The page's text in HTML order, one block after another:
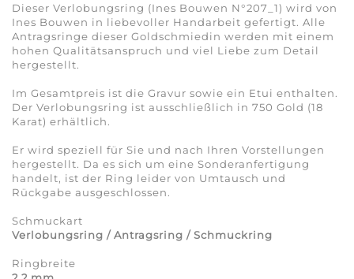
Dieser Verlobungsring (Ines Bouwen N°207_1) wird von
Ines Bouwen in liebevoller Handarbeit gefertigt. Alle
Antragsringe dieser Goldschmiedin werden mit einem
hohen Qualitätsanspruch und viel Liebe zum Detail
hergestellt.
Im Gesamtpreis ist die Gravur sowie ein Etui enthalten.
Der Verlobungsring ist ausschließlich in 750 Gold (18
Karat) erhältlich.
Er wird speziell für Sie und nach Ihren Vorstellungen
hergestellt. Da es sich um eine Sonderanfertigung
handelt, ist der Ring leider von Umtausch und
Rückgabe ausgeschlossen.
Schmuckart
Verlobungsring / Antragsring / Schmuckring
Ringbreite